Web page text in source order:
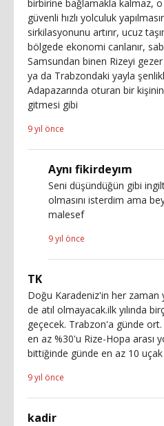
birbirine bağlamakla kalmaz,
güvenli hızlı yolculuk
sirkilasyonunu artırır, ucuz
bölgede ekonomi canlanır,
Samsundan binen Rizeyi
ya da Trabzondaki yayla
Adapazarında oturan bir
gitmesi gibi
9 yıl önce
Aynı fikirdeyım
Seni düşündüğün gibi
olmasını isterdim ama
malesef
9 yıl önce
TK
Doğu Karadeniz'in her zaman
de atıl olmayacak.ilk yılında
geçecek. Trabzon'a günde
en az %30'u Rize-Hopa arası
bittiğinde günde en az 10
9 yıl önce
kadir